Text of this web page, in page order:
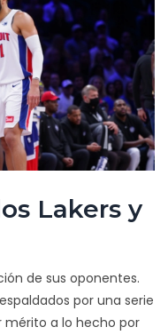
Lakers y
de sus oponentes.
por una serie
mérito a lo hecho por